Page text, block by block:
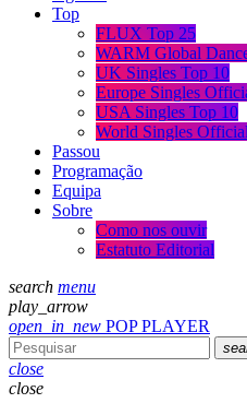
Top
FLUX Top 25
WARM Global
UK Singles Top 10
Europe Singles
USA Singles Top 10
World Singles
Passou
Programação
Equipa
Sobre
Como nos ouvir
Estatuto Editorial
search menu
play_arrow
open_in_new POP PLAYER
close
close